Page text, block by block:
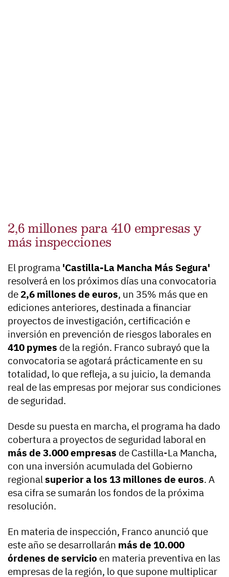
2,6 millones para 410 empresas y
más inspecciones
El programa 'Castilla-La Mancha Más Segura'
resolverá en los próximos días una convocatoria
de 2,6 millones de euros, un 35% más que en
ediciones anteriores, destinada a financiar
proyectos de investigación, certificación e
inversión en prevención de riesgos laborales en
410 pymes de la región. Franco subrayó que la
convocatoria se agotará prácticamente en su
totalidad, lo que refleja, a su juicio, la demanda
real de las empresas por mejorar sus condiciones
de seguridad.
Desde su puesta en marcha, el programa ha dado
cobertura a proyectos de seguridad laboral en
más de 3.000 empresas de Castilla-La Mancha,
con una inversión acumulada del Gobierno
regionalsuperior a los 13 millones de euros. A
esa cifra se sumarán los fondos de la próxima
resolución.
En materia de inspección, Franco anunció que
este año se desarrollarán más de 10.000
órdenes de servicio en materia preventiva en las
empresas de la región, lo que supone multiplicar